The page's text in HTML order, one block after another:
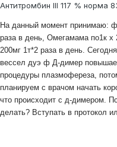
Антитромбин III 117 % норма
На данный момент принимаю:
раза в день, Омегамама по1к х
200мг 1т*2 раза в день.
вессел дуэ ф Д-димер
процедуры плазмофереза,
планируем с врачом начать
что происходит с д-димером.
делать? Вступать в протокол